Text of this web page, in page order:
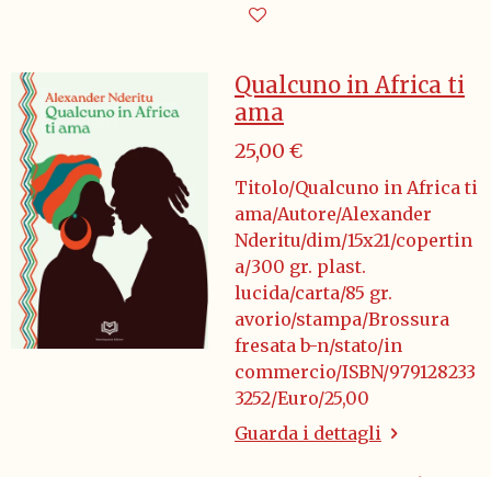
Qualcuno in Africa ti
ama
25,00 €
Titolo/Qualcuno in Africa ti
ama/Autore/Alexander
Nderitu/dim/15x21/copertin
a/300 gr. plast.
lucida/carta/85 gr.
avorio/stampa/Brossura
fresata b-n/stato/in
commercio/ISBN/979128233
3252/Euro/25,00
Guarda i dettagli